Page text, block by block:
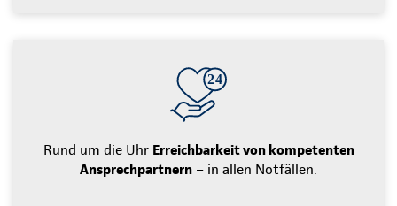
Rund um die Uhr Erreichbarkeit von kompetenten
Ansprechpartnern – in allen Notfällen.